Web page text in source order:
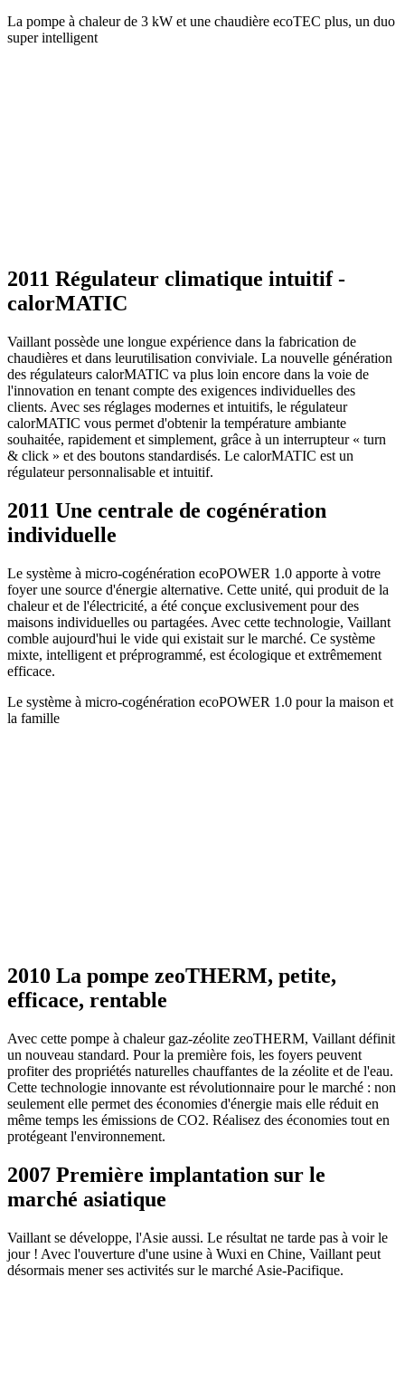
La pompe à chaleur de 3 kW et une chaudière ecoTEC plus, un duo
super intelligent
2011 Régulateur climatique intuitif -
calorMATIC
Vaillant possède une longue expérience dans la fabrication de
chaudières et dans leurutilisation conviviale. La nouvelle génération
des régulateurs calorMATIC va plus loin encore dans la voie de
l'innovation en tenant compte des exigences individuelles des
clients. Avec ses réglages modernes et intuitifs, le régulateur
calorMATIC vous permet d'obtenir la température ambiante
souhaitée, rapidement et simplement, grâce à un interrupteur « turn
& click » et des boutons standardisés. Le calorMATIC est un
régulateur personnalisable et intuitif.
2011 Une centrale de cogénération
individuelle
Le système à micro-cogénération ecoPOWER 1.0 apporte à votre
foyer une source d'énergie alternative. Cette unité, qui produit de la
chaleur et de l'électricité, a été conçue exclusivement pour des
maisons individuelles ou partagées. Avec cette technologie, Vaillant
comble aujourd'hui le vide qui existait sur le marché. Ce système
mixte, intelligent et préprogrammé, est écologique et extrêmement
efficace.
Le système à micro-cogénération ecoPOWER 1.0 pour la maison et
la famille
2010 La pompe zeoTHERM, petite,
efficace, rentable
Avec cette pompe à chaleur gaz-zéolite zeoTHERM, Vaillant définit
un nouveau standard. Pour la première fois, les foyers peuvent
profiter des propriétés naturelles chauffantes de la zéolite et de l'eau.
Cette technologie innovante est révolutionnaire pour le marché : non
seulement elle permet des économies d'énergie mais elle réduit en
même temps les émissions de CO2. Réalisez des économies tout en
protégeant l'environnement.
2007 Première implantation sur le
marché asiatique
Vaillant se développe, l'Asie aussi. Le résultat ne tarde pas à voir le
jour ! Avec l'ouverture d'une usine à Wuxi en Chine, Vaillant peut
désormais mener ses activités sur le marché Asie-Pacifique.